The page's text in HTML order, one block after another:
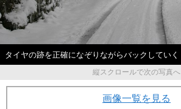
タイヤの跡を正確になぞりながらバックしていく
縦スクロールで次の写真へ
画像一覧を見る